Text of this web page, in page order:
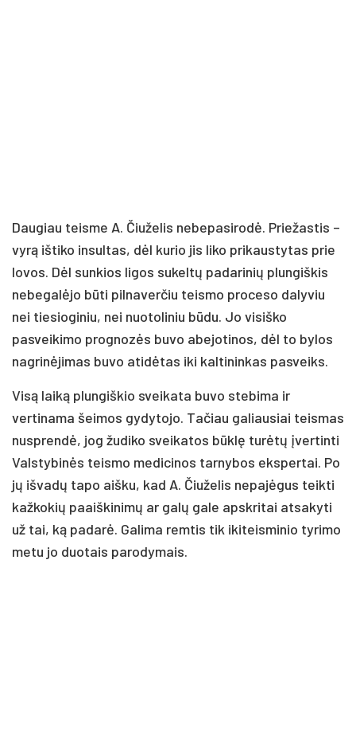
Daugiau teisme A. Čiuželis nebepasirodė. Priežastis –
vyrą ištiko insultas, dėl kurio jis liko prikaustytas prie
lovos. Dėl sunkios ligos sukeltų padarinių plungiškis
nebegalėjo būti pilnaverčiu teismo proceso dalyviu
nei tiesioginiu, nei nuotoliniu būdu. Jo visiško
pasveikimo prognozės buvo abejotinos, dėl to bylos
nagrinėjimas buvo atidėtas iki kaltininkas pasveiks.
Visą laiką plungiškio sveikata buvo stebima ir
vertinama šeimos gydytojo. Tačiau galiausiai teismas
nusprendė, jog žudiko sveikatos būklę turėtų įvertinti
Valstybinės teismo medicinos tarnybos ekspertai. Po
jų išvadų tapo aišku, kad A. Čiuželis nepajėgus teikti
kažkokių paaiškinimų ar galų gale apskritai atsakyti
už tai, ką padarė. Galima remtis tik ikiteisminio tyrimo
metu jo duotais parodymais.